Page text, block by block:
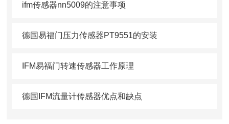
ifm传感器nn5009的注意事项
德国易福门压力传感器PT9551的安装
IFM易福门转速传感器工作原理
德国IFM流量计传感器优点和缺点